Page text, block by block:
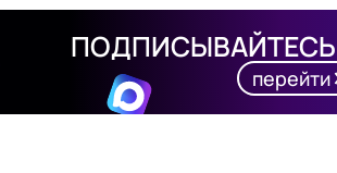
ПОДПИСЫВАЙТЕСЬ
перейти